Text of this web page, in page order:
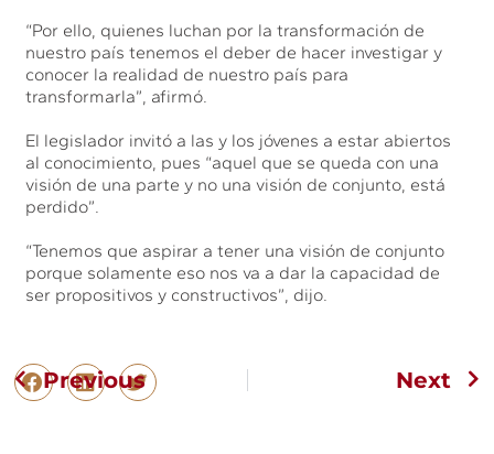
“Por ello, quienes luchan por la transformación de
nuestro país tenemos el deber de hacer investigar y
conocer la realidad de nuestro país para
transformarla”, afirmó.
El legislador invitó a las y los jóvenes a estar abiertos
al conocimiento, pues “aquel que se queda con una
visión de una parte y no una visión de conjunto, está
perdido”.
“Tenemos que aspirar a tener una visión de conjunto
porque solamente eso nos va a dar la capacidad de
ser propositivos y constructivos”, dijo.
Previous Next